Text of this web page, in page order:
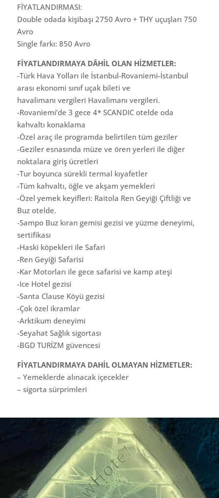
FİYATLANDIRMASI:
Double odada kişibaşı 2750 Avro + THY uçuşları 750
Avro
Single farkı: 850 Avro
FİYATLANDIRMAYA DÂHİL OLAN HİZMETLER:
-Türk Hava Yolları ile İstanbul-Rovaniemi-İstanbul
arası ekonomi sınıf uçak bileti ve
havalimanı vergileri Havalimanı vergileri.
-Rovaniemi’de 3 gece 4* SCANDIC otelde oda
kahvaltı konaklama
-Özel araç ile programda belirtilen tüm geziler
-Geziler esnasında müze ve ören yerleri ile diğer
noktalara giriş ücretleri
-Tur boyunca sürekli termal kıyafetler
-Tüm kahvaltı, öğle ve akşam yemekleri
-Özel yemek keyifleri: Raitola Ren Geyiği Çiftliği ve
Buz otelde.
-Sampo Buz kıran gemisi gezisi ve yüzme deneyimi,
sertifikası
-Haski köpekleri ile Safari
-Ren Geyiği Safarisi
-Kar Motorları ile gece safarisi ve kamp ateşi
-Ice Hotel gezisi
-Santa Clause Köyü gezisi
-Çok özel ikramlar
-Arktikum deneyimi
-Seyahat Sağlık sigortası
-BGD TURİZM güvencesi
FİYATLANDIRMAYA DAHİL OLMAYAN HİZMETLER:
– Yemeklerde alınacak içecekler
– ⁠sigorta sürprimleri